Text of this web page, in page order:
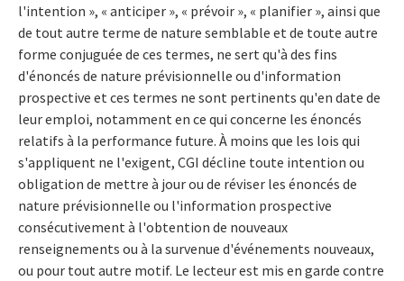
l'intention », « anticiper », « prévoir », « planifier », ainsi que
de tout autre terme de nature semblable et de toute autre
forme conjuguée de ces termes, ne sert qu'à des fins
d'énoncés de nature prévisionnelle ou d'information
prospective et ces termes ne sont pertinents qu'en date de
leur emploi, notamment en ce qui concerne les énoncés
relatifs à la performance future. À moins que les lois qui
s'appliquent ne l'exigent, CGI décline toute intention ou
obligation de mettre à jour ou de réviser les énoncés de
nature prévisionnelle ou l'information prospective
consécutivement à l'obtention de nouveaux
renseignements ou à la survenue d'événements nouveaux,
ou pour tout autre motif. Le lecteur est mis en garde contre